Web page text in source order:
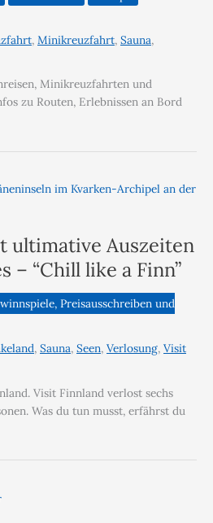
, Minikreuzfahrt, Sauna,
Minikreuzfahrten und
zu Routen, Erlebnissen an Bord
ultimative Auszeiten
– “Chill like a Finn”
Preisausschreiben und
, Sauna, Seen, Verlosung, Visit
Visit Finnland verlost sechs
Was du tun musst, erfährst du